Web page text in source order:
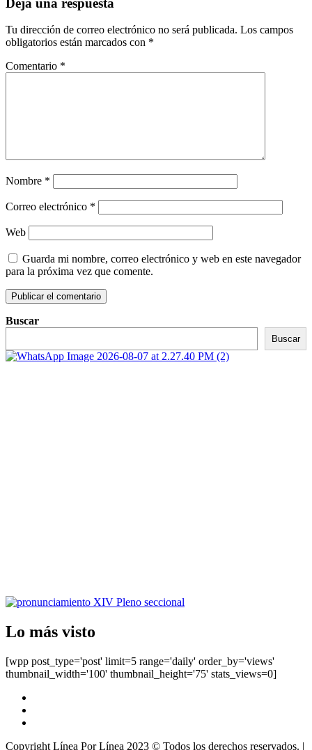
Tu dirección de correo electrónico no será publicada. Los campos
obligatorios están marcados con *
Comentario *
Nombre *
Correo electrónico *
Web
Guarda mi nombre, correo electrónico y web en este navegador
para la próxima vez que comente.
Buscar
Buscar
Lo más visto
[wpp post_type='post' limit=5 range='daily' order_by='views'
thumbnail_width='100' thumbnail_height='75' stats_views=0]
Copyright Línea Por Línea 2023 © Todos los derechos reservados. |